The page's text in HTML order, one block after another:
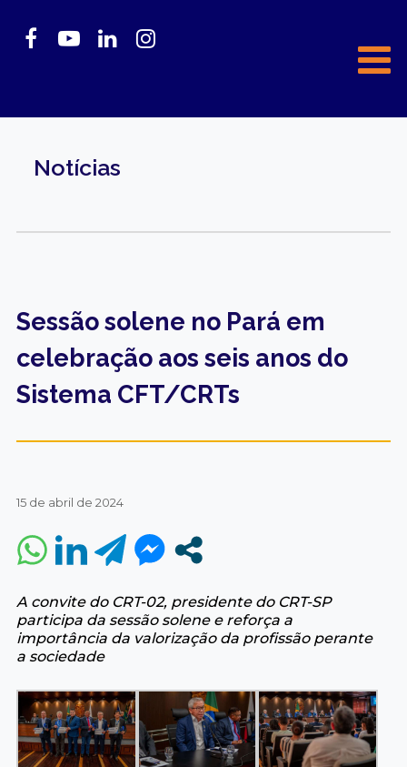
Notícias
Sessão solene no Pará em
celebração aos seis anos do
Sistema CFT/CRTs
15 de abril de 2024
A convite do CRT-02, presidente do CRT-SP
participa da sessão solene e reforça a
importância da valorização da profissão perante
a sociedade